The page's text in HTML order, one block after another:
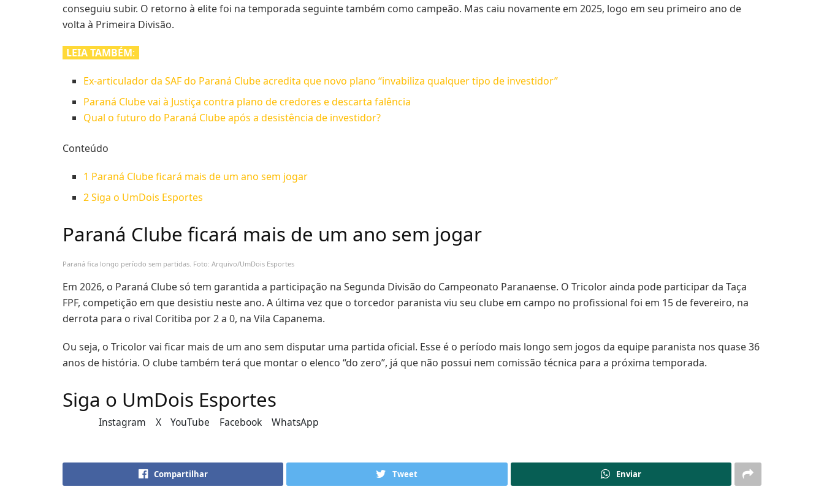
conseguiu subir. O retorno à elite foi na temporada seguinte também como campeão. Mas caiu novamente em 2025, logo em seu primeiro ano de
volta à Primeira Divisão.
LEIA TAMBÉM:
Ex-articulador da SAF do Paraná Clube acredita que novo plano “invabiliza qualquer tipo de investidor”
Paraná Clube vai à Justiça contra plano de credores e descarta falência
Qual o futuro do Paraná Clube após a desistência de investidor?
Conteúdo
1 Paraná Clube ficará mais de um ano sem jogar
2Siga o UmDois Esportes
Paraná Clube ficará mais de um ano sem jogar
Paraná fica longo período sem partidas. Foto: Arquivo/UmDois Esportes
Em 2026, o Paraná Clube só tem garantida a participação na Segunda Divisão do Campeonato Paranaense. O Tricolor ainda pode participar da Taça
FPF, competição em que desistiu neste ano. A última vez que o torcedor paranista viu seu clube em campo no profissional foi em 15 de fevereiro, na
derrota para o rival Coritiba por 2 a 0, na Vila Capanema.
Ou seja, o Tricolor vai ficar mais de um ano sem disputar uma partida oficial. Esse é o período mais longo sem jogos da equipe paranista nos quase 36
anos de história. O clube também terá que montar o elenco “do zero”, já que não possui nem comissão técnica para a próxima temporada.
Siga o UmDois Esportes
Instagram X YouTube Facebook WhatsApp
Compartilhar Tweet Enviar